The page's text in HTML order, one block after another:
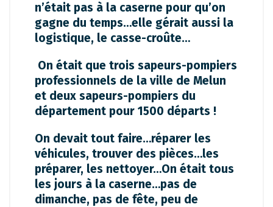
n’était pas à la caserne pour qu’on
gagne du temps…elle gérait aussi la
logistique, le casse-croûte…
On était que trois sapeurs-pompiers
professionnels de la ville de Melun
et deux sapeurs-pompiers du
département pour 1500 départs !
On devait tout faire…réparer les
véhicules, trouver des pièces…les
préparer, les nettoyer…On était tous
les jours à la caserne…pas de
dimanche, pas de fête, peu de